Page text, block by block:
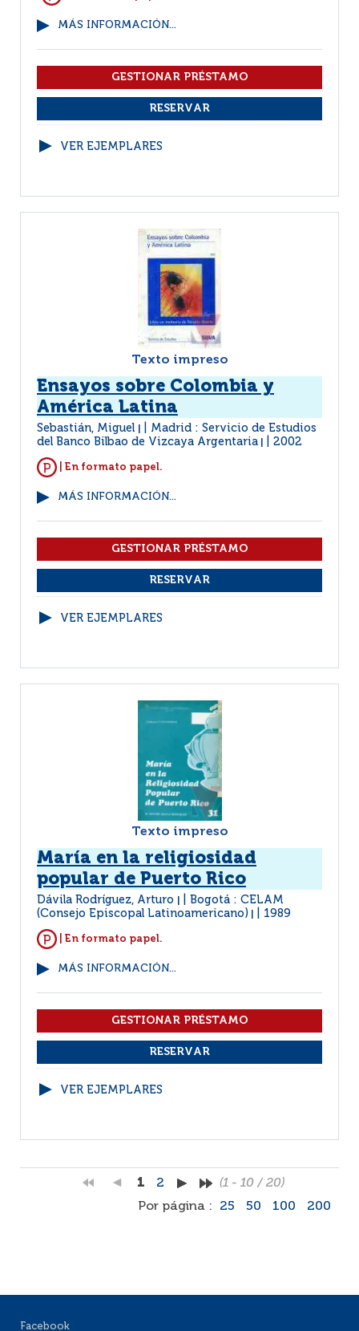
MÁS INFORMACIÓN...
VER EJEMPLARES
Texto impreso
Ensayos sobre Colombia y
América Latina
Sebastián, Miguel
Madrid : Servicio de Estudios
del Banco Bilbao de Vizcaya Argentaria
2002
| En formato papel.
MÁS INFORMACIÓN...
VER EJEMPLARES
Texto impreso
María en la religiosidad
popular de Puerto Rico
Dávila Rodríguez, Arturo
Bogotá : CELAM
(Consejo Episcopal Latinoamericano)
1989
| En formato papel.
MÁS INFORMACIÓN...
VER EJEMPLARES
1 2
(1 - 10 / 20)
Por página :
25 50 100 200
Facebook